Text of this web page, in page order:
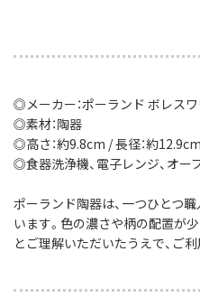
◎メーカー：ポーランド ボレス
◎素材：陶器
◎高さ：約9.8cm / 長径：約
◎食器洗浄機、電子レンジ、オー
ポーランド陶器は、一つひとつ
います。色の濃さや柄の配置が
とご理解いただいたうえで、ご利